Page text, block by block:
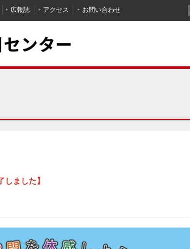
広報誌 アクセス お問い合わせ
しました】